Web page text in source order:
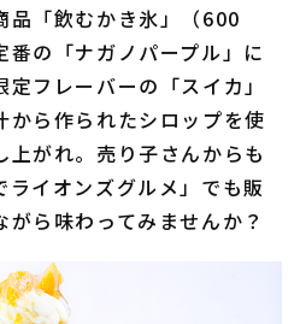
品「飲むかき氷」（600
の「ナガノパープル」に
フレーバーの「スイカ」
から作られたシロップを使
がれ。売り子さんからも
イオンズグルメ」でも販
ら味わってみませんか？